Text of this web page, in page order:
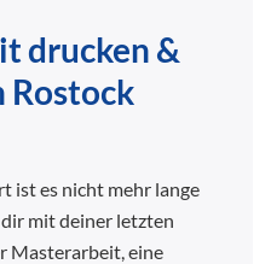
drucken &
Rostock
ist es nicht mehr lange
mit deiner letzten
Masterarbeit, eine